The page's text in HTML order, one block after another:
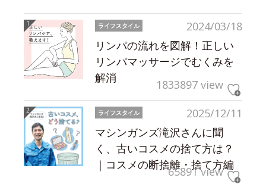
2024/03/18
ライフスタイル
リンパの流れを図解！正しい
リンパマッサージでむくみを
解消
1833897 view
2025/12/11
ライフスタイル
マシンガンズ滝沢さんに聞
く、古いコスメの捨て方は？
｜コスメの断捨離・捨て方編
65891 view